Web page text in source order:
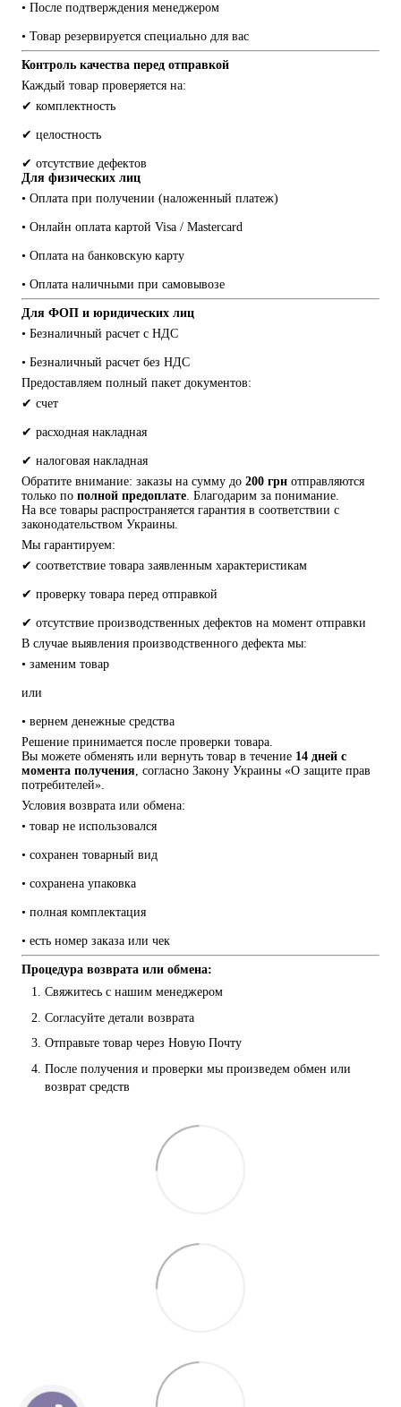
• После подтверждения менеджером
• Товар резервируется специально для вас
Контроль качества перед отправкой
Каждый товар проверяется на:
✔ комплектность
✔ целостность
✔ отсутствие дефектов
Для физических лиц
• Оплата при получении (наложенный платеж)
• Онлайн оплата картой Visa / Mastercard
• Оплата на банковскую карту
• Оплата наличными при самовывозе
Для ФОП и юридических лиц
• Безналичный расчет с НДС
• Безналичный расчет без НДС
Предоставляем полный пакет документов:
✔ счет
✔ расходная накладная
✔ налоговая накладная
Обратите внимание: заказы на сумму до 200 грн отправляются
только по полной предоплате. Благодарим за понимание.
На все товары распространяется гарантия в соответствии с
законодательством Украины.
Мы гарантируем:
✔ соответствие товара заявленным характеристикам
✔ проверку товара перед отправкой
✔ отсутствие производственных дефектов на момент отправки
В случае выявления производственного дефекта мы:
• заменим товар
или
• вернем денежные средства
Решение принимается после проверки товара.
Вы можете обменять или вернуть товар в течение 14 дней с
момента получения, согласно Закону Украины «О защите прав
потребителей».
Условия возврата или обмена:
• товар не использовался
• сохранен товарный вид
• сохранена упаковка
• полная комплектация
• есть номер заказа или чек
Процедура возврата или обмена:
Свяжитесь с нашим менеджером
Согласуйте детали возврата
Отправьте товар через Новую Почту
После получения и проверки мы произведем обмен или
возврат средств